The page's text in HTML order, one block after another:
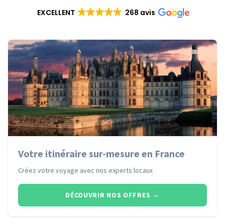
EXCELLENT 268 avis
Votre itinéraire sur-mesure en France
Créez votre voyage avec nos experts locaux
DÉCOUVRIR NOS OFFRES →